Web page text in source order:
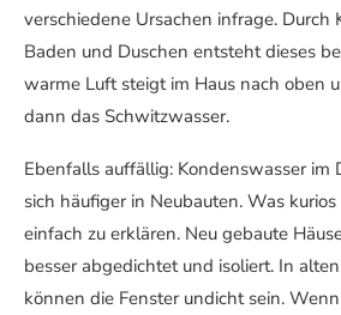
verschiedene Ursachen infrage. Durch
Baden und Duschen entsteht dieses
warme Luft steigt im Haus nach oben
dann das Schwitzwasser.
Ebenfalls auffällig: Kondenswasser im
sich häufiger in Neubauten. Was
einfach zu erklären. Neu gebaute
besser abgedichtet und isoliert. In
können die Fenster undicht sein.